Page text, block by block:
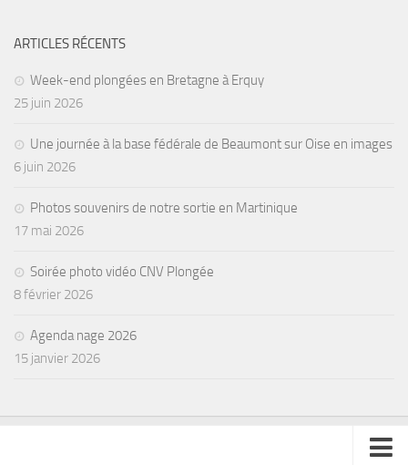
ARTICLES RÉCENTS
Week-end plongées en Bretagne à Erquy
25 juin 2026
Une journée à la base fédérale de Beaumont sur Oise en images
6 juin 2026
Photos souvenirs de notre sortie en Martinique
17 mai 2026
Soirée photo vidéo CNV Plongée
8 février 2026
Agenda nage 2026
15 janvier 2026